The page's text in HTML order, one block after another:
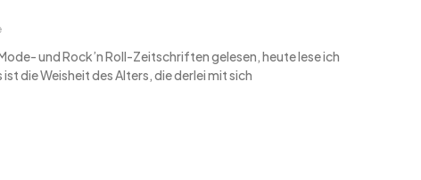
und Rock’n Roll-Zeitschriften gelesen, heute lese ich
die Weisheit des Alters, die derlei mit sich